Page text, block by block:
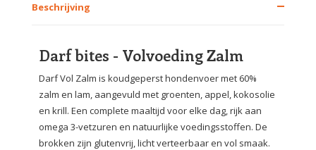
Beschrijving
Darf bites - Volvoeding Zalm
Darf Vol Zalm is koudgeperst hondenvoer met 60%
zalm en lam, aangevuld met groenten, appel, kokosolie
en krill. Een complete maaltijd voor elke dag, rijk aan
omega 3-vetzuren en natuurlijke voedingsstoffen. De
brokken zijn glutenvrij, licht verteerbaar en vol smaak.